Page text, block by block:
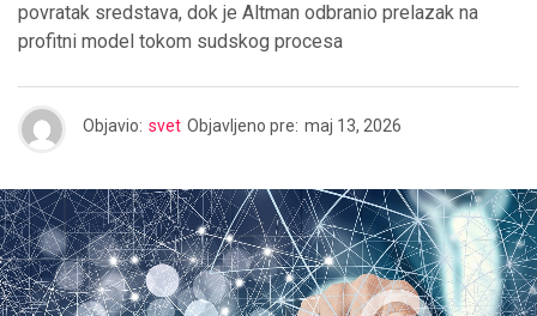
povratak sredstava, dok je Altman odbranio prelazak na
profitni model tokom sudskog procesa
Objavio: svet Objavljeno pre: maj 13, 2026